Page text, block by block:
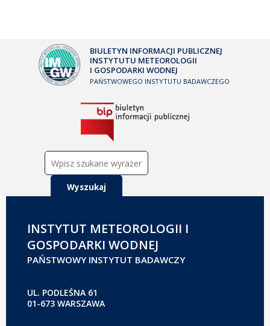
BIULETYN INFORMACJI PUBLICZNEJ
INSTYTUTU METEOROLOGII
I GOSPODARKI WODNEJ
PAŃSTWOWEGO INSTYTUTU BADAWCZEGO
INSTYTUT METEOROLOGII I
GOSPODARKI WODNEJ
PAŃSTWOWY INSTYTUT BADAWCZY
UL. PODLEŚNA 61
01-673 WARSZAWA